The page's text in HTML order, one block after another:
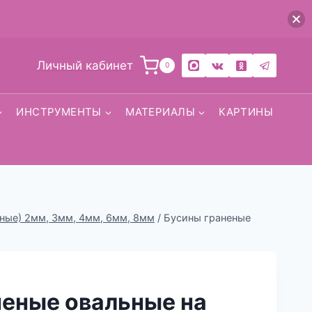
Личный кабинет 0
ИНСТРУМЕНТЫ МАТЕРИАЛЫ КАРТИНЫ
2мм, 3мм, 4мм, 6мм, 8мм / Бусины граненые
овальные на